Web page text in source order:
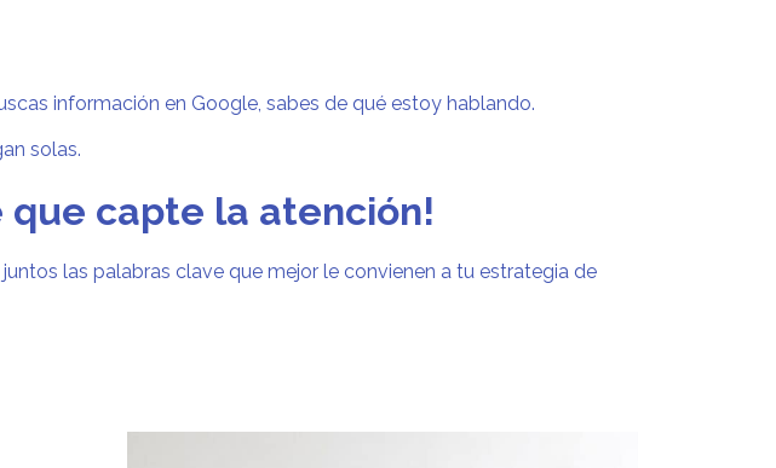
información en Google, sabes de qué estoy hablando.
solas.
que capte la atención!
las palabras clave que mejor le convienen a tu estrategia de